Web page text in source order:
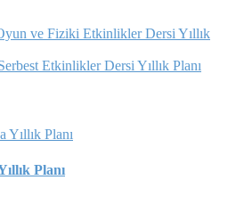
ve Fiziki Etkinlikler Dersi Yıllık
Etkinlikler Dersi Yıllık Planı
Planı